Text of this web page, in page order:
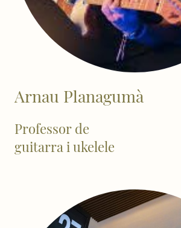
Arnau Planagumà
Professor de
guitarra i ukelele